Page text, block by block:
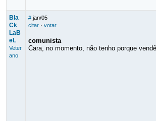
Bla
Ck
LaB
eL
Veter
ano
# jan/05
citar· votar
comunista
Cara, no momento, não tenho porque